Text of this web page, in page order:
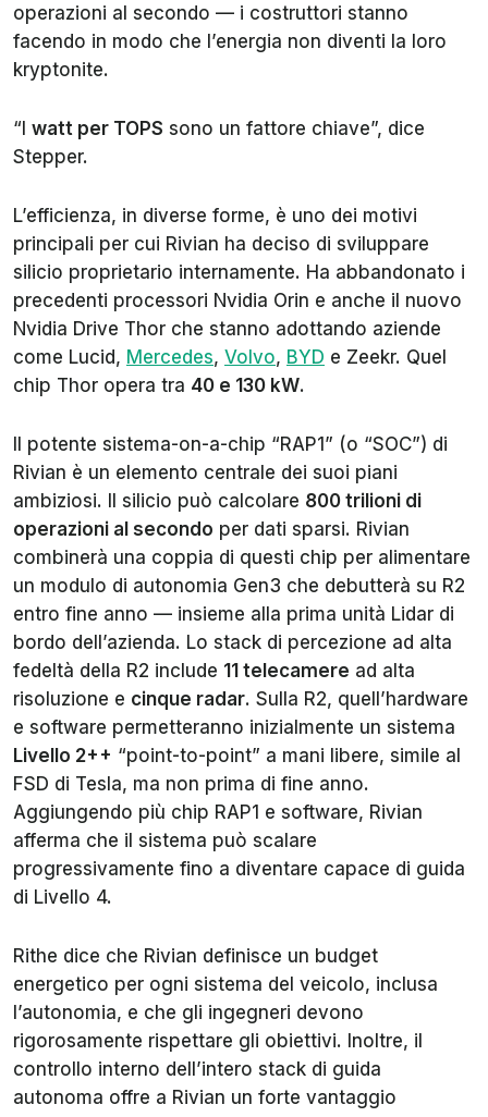
operazioni al secondo — i costruttori stanno
facendo in modo che l’energia non diventi la loro
kryptonite.
“I watt per TOPS sono un fattore chiave”, dice
Stepper.
L’efficienza, in diverse forme, è uno dei motivi
principali per cui Rivian ha deciso di sviluppare
silicio proprietario internamente. Ha abbandonato i
precedenti processori Nvidia Orin e anche il nuovo
Nvidia Drive Thor che stanno adottando aziende
come Lucid, Mercedes, Volvo, BYD e Zeekr. Quel
chip Thor opera tra 40 e 130 kW.
Il potente sistema-on-a-chip “RAP1” (o “SOC”) di
Rivian è un elemento centrale dei suoi piani
ambiziosi. Il silicio può calcolare 800 trilioni di
operazioni al secondo per dati sparsi. Rivian
combinerà una coppia di questi chip per alimentare
un modulo di autonomia Gen3 che debutterà su R2
entro fine anno — insieme alla prima unità Lidar di
bordo dell’azienda. Lo stack di percezione ad alta
fedeltà della R2 include 11 telecamere ad alta
risoluzione e cinque radar. Sulla R2, quell’hardware
e software permetteranno inizialmente un sistema
Livello 2++ “point-to-point” a mani libere, simile al
FSD di Tesla, ma non prima di fine anno.
Aggiungendo più chip RAP1 e software, Rivian
afferma che il sistema può scalare
progressivamente fino a diventare capace di guida
di Livello 4.
Rithe dice che Rivian definisce un budget
energetico per ogni sistema del veicolo, inclusa
l’autonomia, e che gli ingegneri devono
rigorosamente rispettare gli obiettivi. Inoltre, il
controllo interno dell’intero stack di guida
autonoma offre a Rivian un forte vantaggio